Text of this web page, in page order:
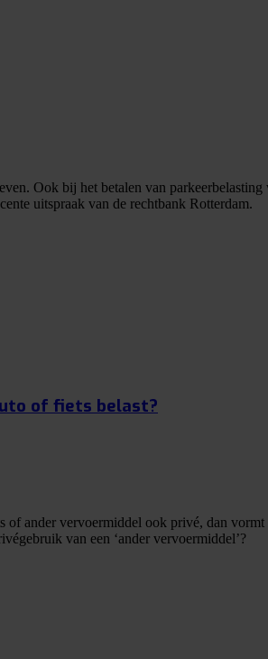
Ook bij het betalen van
uitspraak van de rechtbank Rotterdam.
of fiets belast?
ander vervoermiddel ook privé, dan
van een ‘ander vervoermiddel’?